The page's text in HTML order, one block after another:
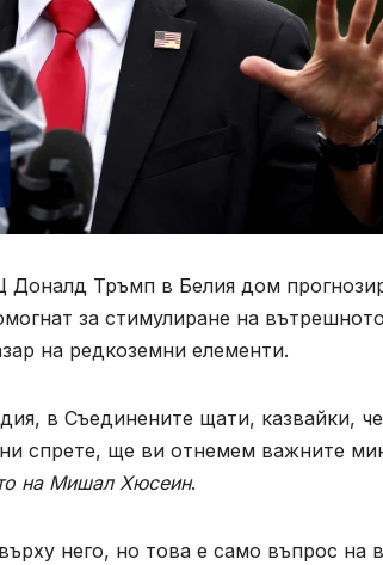
Доналд Тръмп в Белия дом
за стимулиране на
на редкоземни елементи.
в Съединените щати, казвайки,
спрете, ще ви отнемем важните
на Мишал Хюсеин.
него, но това е само въпрос на